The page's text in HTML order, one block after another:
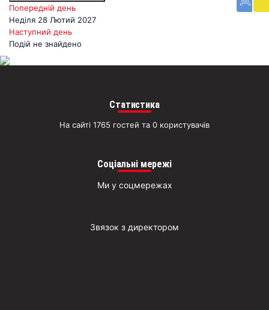
Попередній день
Неділя 28 Лютий 2027
Наступний день
Подій не знайдено
Статистика
На сайті 1765 гостей та 0 користувачів
Соціальні мережі
Ми у соцмережах
Звязок з директором